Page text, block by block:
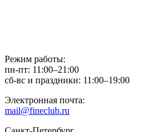
Режим работы:
пн-пт: 11:00–21:00
сб-вс и праздники: 11:00–19:00
Электронная почта:
mail@fineclub.ru